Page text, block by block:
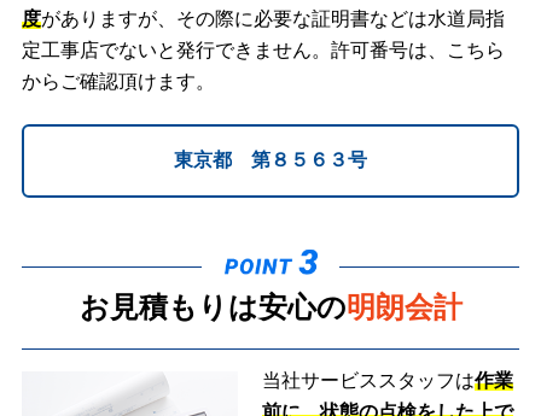
度がありますが、その際に必要な証明書などは水道局指
定工事店でないと発行できません。許可番号は、こちら
からご確認頂けます。
東京都 第８５６３号
お見積もりは安心の明朗会計
当社サービススタッフは作業
前に、状態の点検をした上で